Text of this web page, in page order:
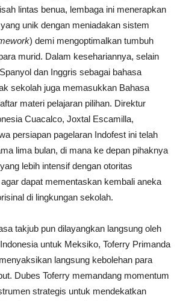
lintas benua, lembaga ini menerapkan
unik dengan meniadakan sistem
) demi mengoptimalkan tumbuh
murid. Dalam kesehariannya, selain
dan Inggris sebagai bahasa
sekolah juga memasukkan Bahasa
materi pelajaran pilihan. Direktur
Cuacalco, Joxtal Escamilla,
persiapan pagelaran Indofest ini telah
lima bulan, di mana ke depan pihaknya
lebih intensif dengan otoritas
dapat mementaskan kembali aneka
di lingkungan sekolah.
takjub pun dilayangkan langsung oleh
untuk Meksiko, Toferry Primanda
langsung kebolehan para
Dubes Toferry memandang momentum
strategis untuk mendekatkan